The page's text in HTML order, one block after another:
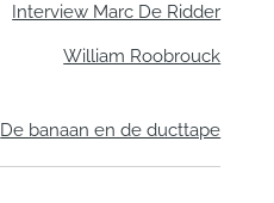
Interview Marc De Ridder
William Roobrouck
De banaan en de ducttape